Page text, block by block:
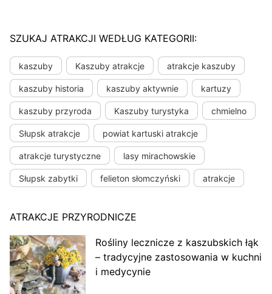
SZUKAJ ATRAKCJI WEDŁUG KATEGORII:
kaszuby Kaszuby atrakcje atrakcje kaszuby
kaszuby historia kaszuby aktywnie kartuzy
kaszuby przyroda Kaszuby turystyka chmielno
Słupsk atrakcje powiat kartuski atrakcje
atrakcje turystyczne lasy mirachowskie
Słupsk zabytki felieton słomczyński atrakcje
ATRAKCJE PRZYRODNICZE
Rośliny lecznicze z kaszubskich łąk
– tradycyjne zastosowania w kuchni
i medycynie